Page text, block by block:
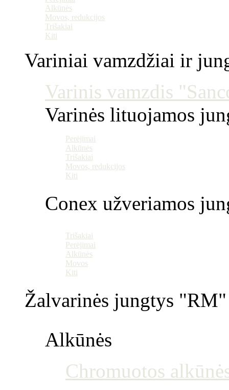
Alkūnės
Movos, redukcijos
Trišakiai
Kiti
Variniai vamzdžiai ir
Varinis vamzdis
Varinės lituojamos
Perėjimai
Alkūnės
Trišakiai
Movos, redukcijos
Kiti
Conex užveriamos
Trišakiai
Perėjimai
Alkūnės
Movos
Kiti
Žalvarinės jungtys
Alkūnės
Chromuotos